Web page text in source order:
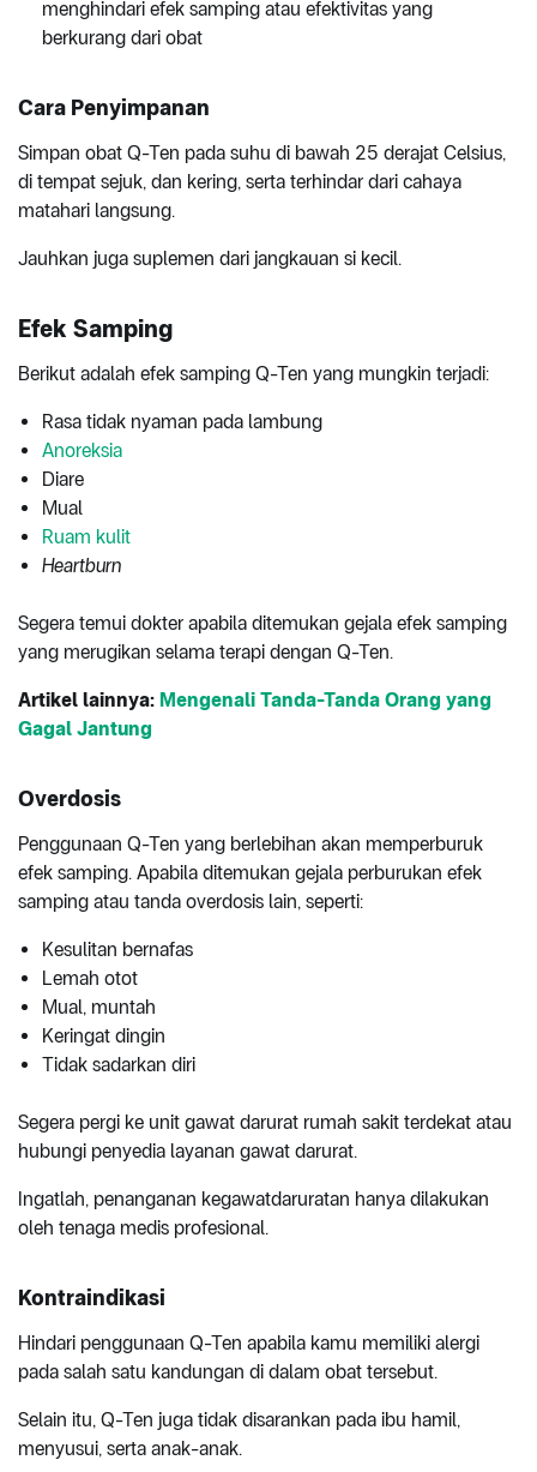
menghindari efek samping atau efektivitas yang
berkurang dari obat
Cara Penyimpanan
Simpan obat Q-Ten pada suhu di bawah 25 derajat Celsius,
di tempat sejuk, dan kering, serta terhindar dari cahaya
matahari langsung.
Jauhkan juga suplemen dari jangkauan si kecil.
Efek Samping
Berikut adalah efek samping Q-Ten yang mungkin terjadi:
Rasa tidak nyaman pada lambung
Anoreksia
Diare
Mual
Ruam kulit
Heartburn
Segera temui dokter apabila ditemukan gejala efek samping
yang merugikan selama terapi dengan Q-Ten.
Artikel lainnya: Mengenali Tanda-Tanda Orang yang
Gagal Jantung
Overdosis
Penggunaan Q-Ten yang berlebihan akan memperburuk
efek samping. Apabila ditemukan gejala perburukan efek
samping atau tanda overdosis lain, seperti:
Kesulitan bernafas
Lemah otot
Mual, muntah
Keringat dingin
Tidak sadarkan diri
Segera pergi ke unit gawat darurat rumah sakit terdekat atau
hubungi penyedia layanan gawat darurat.
Ingatlah, penanganan kegawatdaruratan hanya dilakukan
oleh tenaga medis profesional.
Kontraindikasi
Hindari penggunaan Q-Ten apabila kamu memiliki alergi
pada salah satu kandungan di dalam obat tersebut.
Selain itu, Q-Ten juga tidak disarankan pada ibu hamil,
menyusui, serta anak-anak.